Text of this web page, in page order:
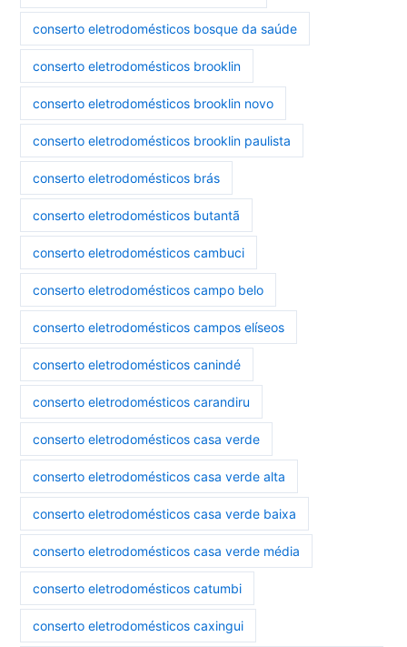
conserto eletrodomésticos bosque da saúde
conserto eletrodomésticos brooklin
conserto eletrodomésticos brooklin novo
conserto eletrodomésticos brooklin paulista
conserto eletrodomésticos brás
conserto eletrodomésticos butantã
conserto eletrodomésticos cambuci
conserto eletrodomésticos campo belo
conserto eletrodomésticos campos elíseos
conserto eletrodomésticos canindé
conserto eletrodomésticos carandiru
conserto eletrodomésticos casa verde
conserto eletrodomésticos casa verde alta
conserto eletrodomésticos casa verde baixa
conserto eletrodomésticos casa verde média
conserto eletrodomésticos catumbi
conserto eletrodomésticos caxingui